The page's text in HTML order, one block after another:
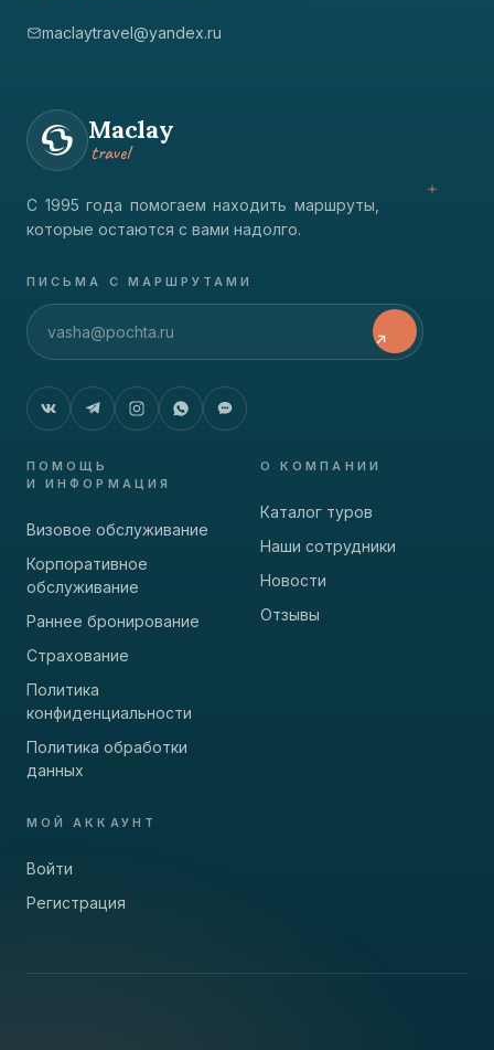
maclaytravel@yandex.ru
Maclay
travel
С 1995 года помогаем находить маршруты,
которые остаются с вами надолго.
ПИСЬМА С МАРШРУТАМИ
ПОМОЩЬ
И ИНФОРМАЦИЯ
Визовое обслуживание
Корпоративное
обслуживание
Раннее бронирование
Страхование
Политика
конфиденциальности
Политика обработки
данных
О КОМПАНИИ
Каталог туров
Наши сотрудники
Новости
Отзывы
МОЙ АККАУНТ
Войти
Регистрация